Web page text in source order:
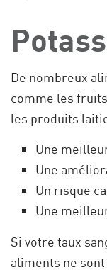
De nombreux
comme les
les produits
Une
Une
Un risque
Une
Si votre taux
aliments ne